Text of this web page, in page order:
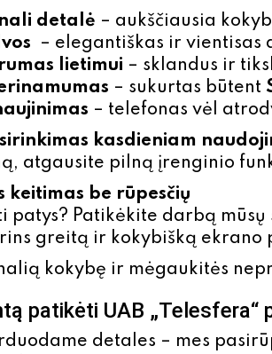
detalė – aukščiausia
– elegantiškas ir vientisas
lietimui – sklandus ir
– sukurtas būtent
– telefonas vėl
kasdieniam
atgausite pilną įrenginio
keitimas be rūpesčių
patys? Patikėkite darbą mūsų
greitą ir kokybišką ekrano
kokybę ir mėgaukitės
patikėti UAB „Telesfera“
detales – mes